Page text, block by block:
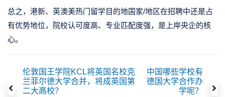
总之，港新、英澳美热门留学目的地国家/地区在招聘中还是占
有优势地位，院校认可度高、专业匹配度强，是上岸央企的核
心。
伦敦国王学院KCL将英国名校克
兰菲尔德大学合并，将成英国第
二大高校？
中国哪些学校有
德国大学合作办
学呢？